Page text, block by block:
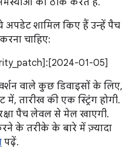
को ठीक करते हैं.
अपडेट शामिल किए हैं उन्हें पैच
चाहिए:
01-05]
वाले कुछ डिवाइसों के लिए,
तारीख की एक स्ट्रिंग होगी.
पैच लेवल से मेल खाएगी.
के तरीके के बारे में ज़्यादा
पढ़ें.